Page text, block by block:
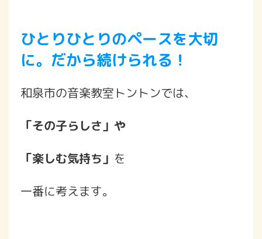
ひとりひとりのペースを大切
に。だから続けられる！
和泉市の音楽教室トントンでは、
「その子らしさ」や
「楽しむ気持ち」 を
一番に考えます。